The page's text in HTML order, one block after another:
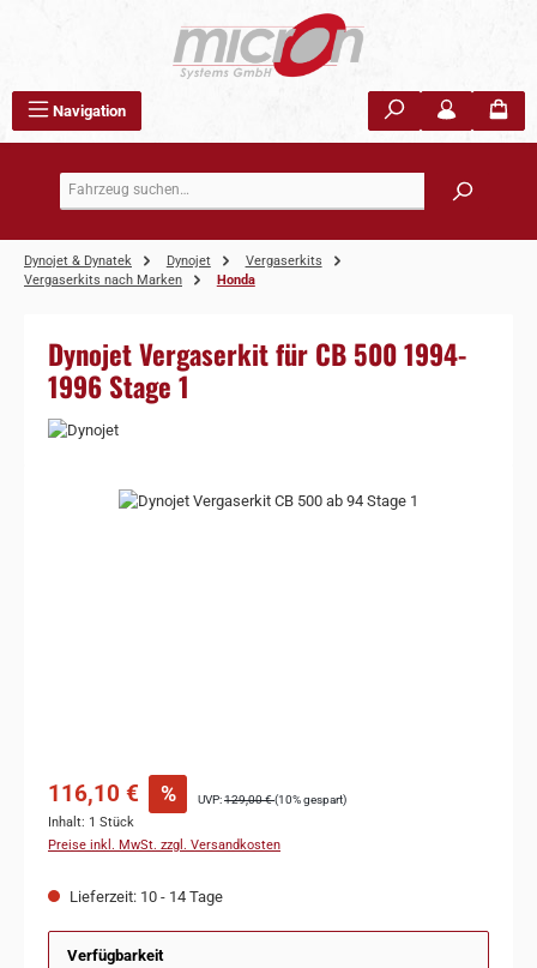
Navigation
Dynojet & Dynatek Dynojet
Vergaserkits
Vergaserkits nach Marken
Honda
Dynojet Vergaserkit für CB 500 1994-
1996 Stage 1
Bildergalerie überspringen
116,10 € % UVP:129,00 €(10% gespart)
Inhalt: 1 Stück
Preise inkl. MwSt. zzgl. Versandkosten
Lieferzeit: 10 - 14 Tage
Verfügbarkeit